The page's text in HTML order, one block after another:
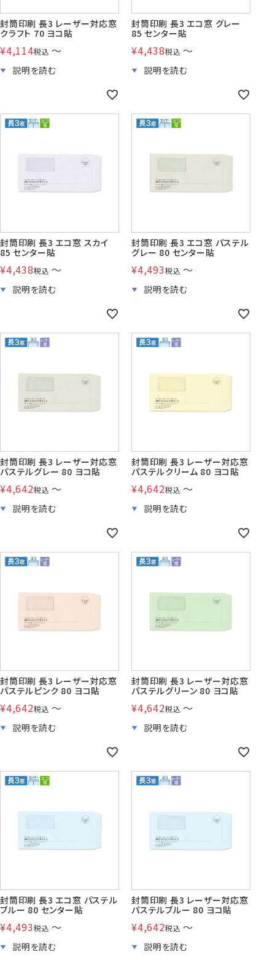
封筒印刷 長3 レーザー対応窓
クラフト 70 ヨコ貼
¥4,114税込 〜
封筒印刷 長3 エコ窓 グレー
85 センター貼
¥4,438税込 〜
封筒印刷 長3 エコ窓 スカイ
85 センター貼
¥4,438税込 〜
封筒印刷 長3 エコ窓 パステル
グレー 80 センター貼
¥4,493税込 〜
封筒印刷 長3 レーザー対応窓
パステルグレー 80 ヨコ貼
¥4,642税込 〜
封筒印刷 長3 レーザー対応窓
パステルクリーム 80 ヨコ貼
¥4,642税込 〜
封筒印刷 長3 レーザー対応窓
パステルピンク 80 ヨコ貼
¥4,642税込 〜
封筒印刷 長3 レーザー対応窓
パステルグリーン 80 ヨコ貼
¥4,642税込 〜
封筒印刷 長3 エコ窓 パステル
ブルー 80 センター貼
¥4,493税込 〜
封筒印刷 長3 レーザー対応窓
パステルブルー 80 ヨコ貼
¥4,642税込 〜